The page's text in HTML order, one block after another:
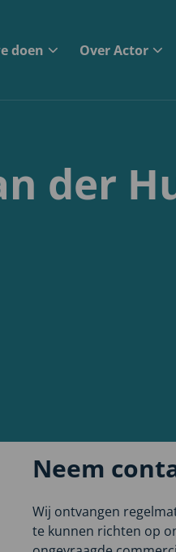
doen Over Actor
der
Neem
Wij ontvangen
te kunnen richten op